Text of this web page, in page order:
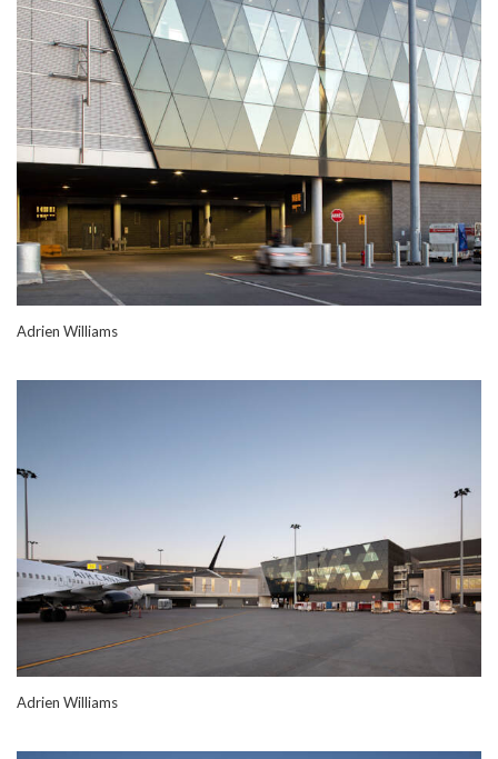
Adrien Williams
Adrien Williams